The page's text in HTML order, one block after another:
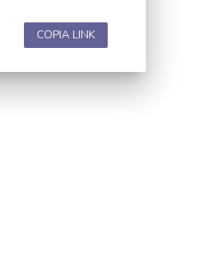
COPIA LINK